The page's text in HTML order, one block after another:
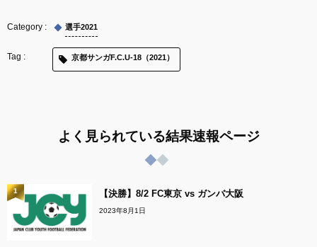
選手2021
京都サンガF.C.U-18（2021）
よく見られている結果速報ページ
【決勝】8/2 FC東京 vs ガンバ大阪
2023年8月1日
1